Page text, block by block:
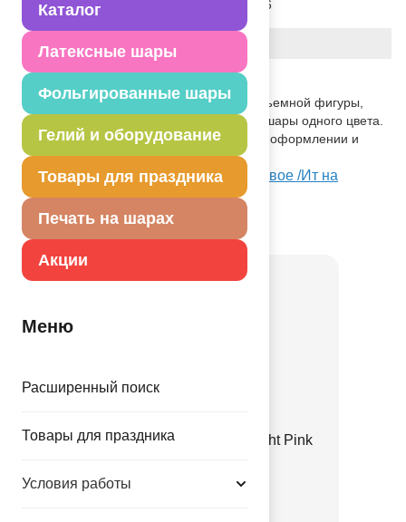
Каталог
Латексные шары
Фольгированные шары
Гелий и оборудование
Товары для праздника
Печать на шарах
Акции
Меню
Расширенный поиск
Товары для праздника
Условия работы
изменения элемента
28-01-2026
Вес
Описание товара
Шар из натурального латекса в виде объемной фигуры,
повторяющей форму сердца. В пакете шары одного цвета.
Предназначенный для использования в оформлении и
розничной продаже.
Посмотреть Сердце 10" Пастель Розовое /Ит на
Портале оптовых закупок
Товар из коллекции Розовая
Е 12" Пастель Retro Twilight Pink